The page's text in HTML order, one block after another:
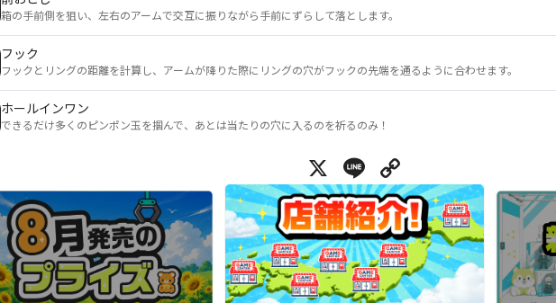
箱の手前側を狙い、左右のアームで交互に振りながら手前にずらして落とします。
フック
フックとリングの距離を計算し、アームが降りた際にリングの穴がフックの先端を通るように合わせます。
ホールインワン
できるだけ多くのピンポン玉を掴んで、あとは当たりの穴に入るのを祈るのみ！
X Line